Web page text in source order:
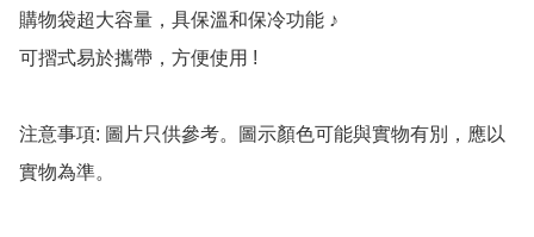
購物袋超大容量，具保溫和保冷功能 ♪
可摺式易於攜帶，方便使用 !
注意事項: 圖片只供參考。圖示顏色可能與實物有別，應以
實物為準。